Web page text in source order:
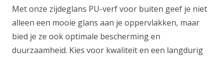
Met onze zijdeglans PU-verf voor buiten geef je niet
alleen een mooie glans aan je oppervlakken, maar
bied je ze ook optimale bescherming en
duurzaamheid. Kies voor kwaliteit en een langdurig